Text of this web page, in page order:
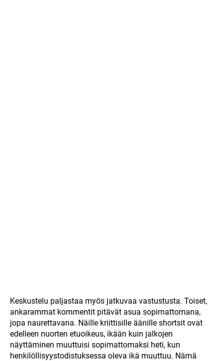
Keskustelu paljastaa myös jatkuvaa vastustusta. Toiset,
ankarammat kommentit pitävät asua sopimattomana,
jopa naurettavana. Näille kriittisille äänille shortsit ovat
edelleen nuorten etuoikeus, ikään kuin jalkojen
näyttäminen muuttuisi sopimattomaksi heti, kun
henkilöllisyystodistuksessa oleva ikä muuttuu. Nämä